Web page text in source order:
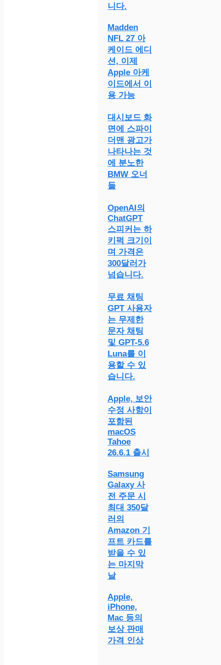
니다.
Madden
NFL 27 아
케이드 에디
션, 이제
Apple 아케
이드에서 이
용 가능
대시보드 화
면에 스파이
더맨 광고가
나타나는 것
에 분노한
BMW 오너
들
OpenAI의
ChatGPT
스피커는 하
키퍽 크기이
며 가격은
300달러가
넘습니다.
무료 채팅
GPT 사용자
는 무제한
문자 채팅
및 GPT-5.6
Luna를 이
용할 수 있
습니다.
Apple, 보안
수정 사항이
포함된
macOS
Tahoe
26.6.1 출시
Samsung
Galaxy 사
전 주문 시
최대 350달
러의
Amazon 기
프트 카드를
받을 수 있
는 마지막
날
Apple,
iPhone,
Mac 등의
보상 판매
가격 인상